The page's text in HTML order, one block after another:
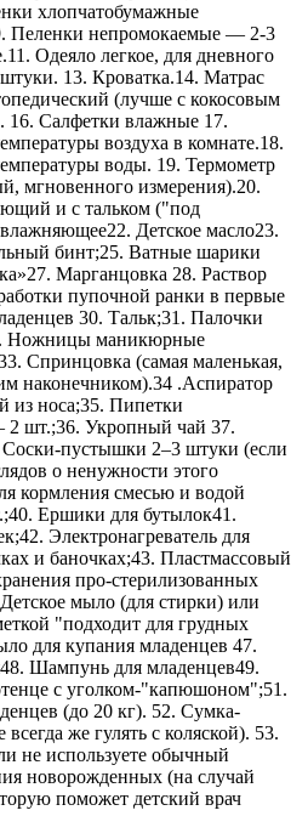
хлопчатобумажные
Пеленки непромокаемые — 2-3
Одеяло легкое, для дневного
13. Кроватка.14. Матрас
(лучше с кокосовым
16. Салфетки влажные 17.
воздуха в комнате.18.
воды. 19. Термометр
мгновенного измерения).20.
и с тальком ("под
Детское масло23.
бинт;25. Ватные шарики
Марганцовка 28. Раствор
пупочной ранки в первые
30. Тальк;31. Палочки
Ножницы маникюрные
Спринцовка (самая маленькая,
наконечником).34 .Аспиратор
из носа;35. Пипетки
2 шт.;36. Укропный чай 37.
пустышки 2–3 штуки (если
о ненужности этого
кормления смесью и водой
Ершики для бутылок41.
Электронагреватель для
и баночках;43. Пластмассовый
про-стерилизованных
мыло (для стирки) или
"подходит для грудных
для купания младенцев 47.
Шампунь для младенцев49.
с уголком-"капюшоном";51.
(до 20 кг). 52. Сумка-
же гулять с коляской). 53.
не используете обычный
новорожденных (на случай
поможет детский врач